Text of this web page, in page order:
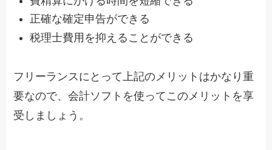
正確な確定申告ができる
税理士費用を抑えることができる
フリーランスにとって上記のメリットはかなり重
要なので、会計ソフトを使ってこのメリットを享
受しましょう。